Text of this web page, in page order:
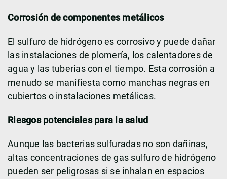
Corrosión de componentes metálicos
El sulfuro de hidrógeno es corrosivo y puede dañar
las instalaciones de plomería, los calentadores de
agua y las tuberías con el tiempo. Esta corrosión a
menudo se manifiesta como manchas negras en
cubiertos o instalaciones metálicas.
Riesgos potenciales para la salud
Aunque las bacterias sulfuradas no son dañinas,
altas concentraciones de gas sulfuro de hidrógeno
pueden ser peligrosas si se inhalan en espacios